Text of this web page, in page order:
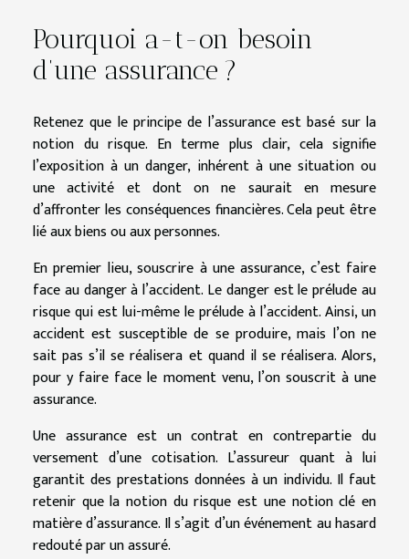
Pourquoi a-t-on besoin
d’une assurance ?
Retenez que le principe de l’assurance est basé sur la
notion du risque. En terme plus clair, cela signifie
l’exposition à un danger, inhérent à une situation ou
une activité et dont on ne saurait en mesure
d’affronter les conséquences financières. Cela peut être
lié aux biens ou aux personnes.
En premier lieu, souscrire à une assurance, c’est faire
face au danger à l’accident. Le danger est le prélude au
risque qui est lui-même le prélude à l’accident. Ainsi, un
accident est susceptible de se produire, mais l’on ne
sait pas s’il se réalisera et quand il se réalisera. Alors,
pour y faire face le moment venu, l’on souscrit à une
assurance.
Une assurance est un contrat en contrepartie du
versement d’une cotisation. L’assureur quant à lui
garantit des prestations données à un individu. Il faut
retenir que la notion du risque est une notion clé en
matière d’assurance. Il s’agit d’un événement au hasard
redouté par un assuré.